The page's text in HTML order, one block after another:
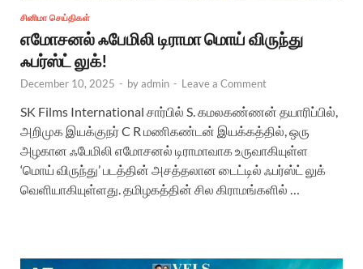
சினிமா செய்திகள்
எமோசனல் ஃபேமிலி டிராமா மொய் விருந்து
ஃபர்ஸ்ட் லுக்!
December 10, 2025 - byadmin - Leave a Comment
SK Films International சார்பில் S. கமலகண்ணன் தயாரிப்பில்,
அறிமுக இயக்குநர் C R மணிகண்டன் இயக்கத்தில், ஒரு
அழகான ஃபேமிலி எமோசனல் டிராமாவாக உருவாகியுள்ள
‘மொய் விருந்து’ படத்தின் அசத்தலான டைட்டில் ஃபர்ஸ்ட் லுக்
வெளியாகியுள்ளது. தமிழகத்தின் சில கிராமங்களில் …